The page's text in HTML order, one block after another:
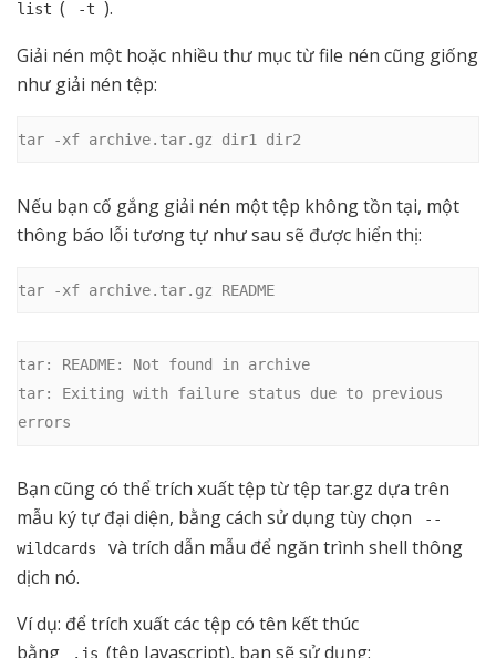
list ( -t ).
Giải nén một hoặc nhiều thư mục từ file nén cũng giống
như giải nén tệp:
tar -xf archive.tar.gz dir1 dir2
Nếu bạn cố gắng giải nén một tệp không tồn tại, một
thông báo lỗi tương tự như sau sẽ được hiển thị:
tar -xf archive.tar.gz README
tar: README: Not found in archive
tar: Exiting with failure status due to previous
errors
Bạn cũng có thể trích xuất tệp từ tệp tar.gz dựa trên
mẫu ký tự đại diện, bằng cách sử dụng tùy chọn
--
wildcards
và trích dẫn mẫu để ngăn trình shell thông
dịch nó.
Ví dụ: để trích xuất các tệp có tên kết thúc
bằng
.js (tệp Javascript), bạn sẽ sử dụng: